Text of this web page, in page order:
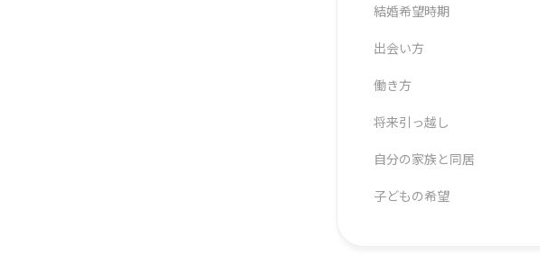
結婚希望時期
出会い方
働き方
将来引っ越し
自分の家族と同居
子どもの希望